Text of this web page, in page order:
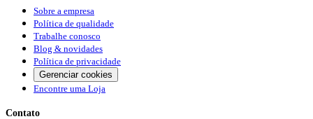
Sobre a empresa
Política de qualidade
Trabalhe conosco
Blog & novidades
Política de privacidade
Gerenciar cookies
Encontre uma Loja
Contato